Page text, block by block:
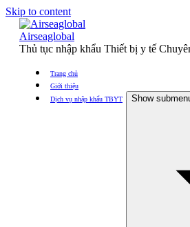
Skip to content
Airseaglobal
Thủ tục nhập khẩu Thiết bị y tế
Trang chủ
Giới thiệu
Dịch vụ nhập khẩu TBYT
Show